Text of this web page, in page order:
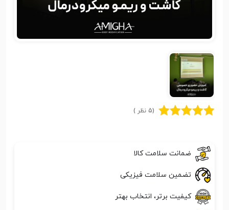
(5 نظر )
ضمانت سلامت کالا
تضمین سلامت فیزیکی
کیفیت برتر، انتخاب بهتر